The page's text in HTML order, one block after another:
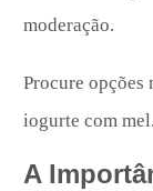
moderação.
Procure opções
iogurte com mel.
A